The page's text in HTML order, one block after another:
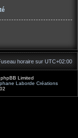
horaire surUTC+02:00
Limited
Laborde Créations